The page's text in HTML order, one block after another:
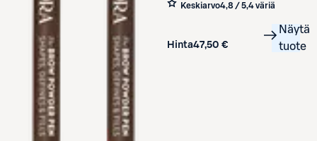
Keskiarvo4,8 / 5,4 väriä
Hinta47,50 €
Näytä
tuote